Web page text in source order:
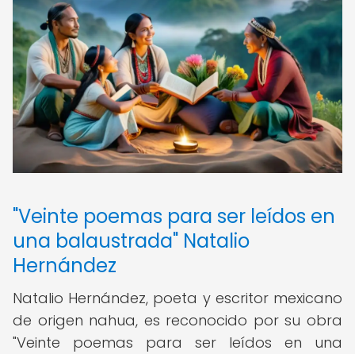
"Veinte poemas para ser leídos en
una balaustrada" Natalio
Hernández
Natalio Hernández, poeta y escritor mexicano
de origen nahua, es reconocido por su obra
"Veinte poemas para ser leídos en una